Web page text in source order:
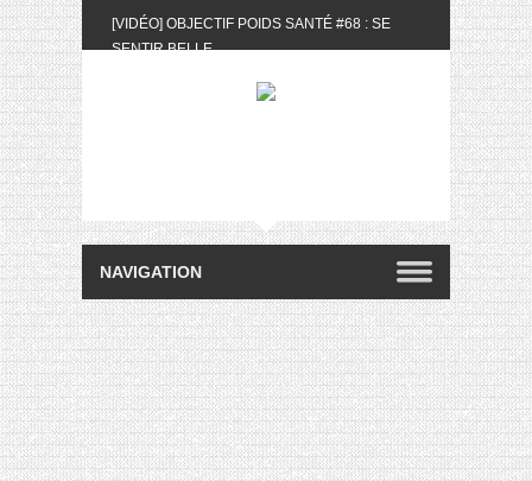
[VIDÉO] OBJECTIF POIDS SANTÉ #68 : SE
SENTIR BELLE
[VIDÉO] QUITOQUE #10 : MEAL PREP &
CONVIVIALITÉ
[VIDÉO] UNBOXING : LES MY LITTLE &
BIOTYFULL BOX DU MOIS D’AVRIL 2024
FEAT. AKILA
[VIDÉO] OBJECTIF POIDS SANTÉ #67 : L’AVIS
DES AUTRES, CE N’EST QUE LA VIE DES
AUTRES
[VIDÉO] UNBOXING : LES MY LITTLE &
BIOTYFULL BOX DES MOIS DE FÉVRIER ET
MARS 2024 FEAT. AKILA